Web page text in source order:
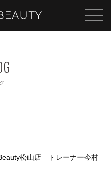
松山店 トレーナー今村